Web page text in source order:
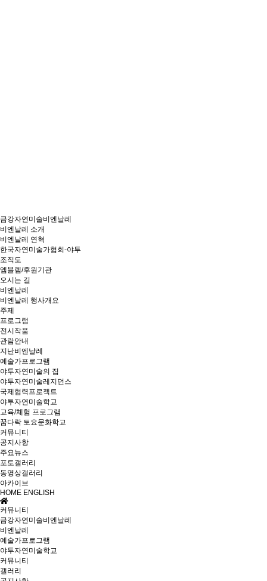
금강자연미술비엔날레
비엔날레 소개
비엔날레 연혁
한국자연미술가협회-야투
조직도
엠블렘/후원기관
오시는 길
비엔날레
비엔날레 행사개요
주제
프로그램
전시작품
관람안내
지난비엔날레
예술가프로그램
야투자연미술의 집
야투자연미술레지던스
국제협력프로젝트
야투자연미술학교
교육/체험 프로그램
꿈다락 토요문화학교
커뮤니티
공지사항
주요뉴스
포토갤러리
동영상갤러리
아카이브
HOME ENGLISH
커뮤니티
금강자연미술비엔날레
비엔날레
예술가프로그램
야투자연미술학교
커뮤니티
갤러리